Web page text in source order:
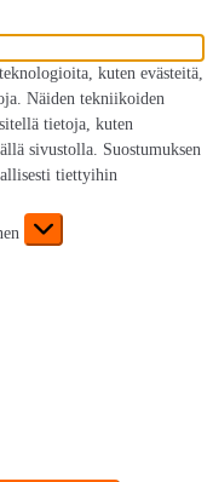
kuten evästeitä,
Näiden tekniikoiden
tietoja, kuten
sivustolla. Suostumuksen
tiettyihin